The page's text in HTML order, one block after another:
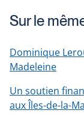
Sur le
Dominique
Madeleine
Un soutien
aux Îles-de-la-